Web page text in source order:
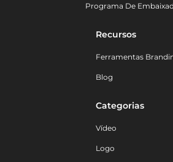
Programa De
Recursos
Ferramentas
Blog
Categorias
Vídeo
Logo